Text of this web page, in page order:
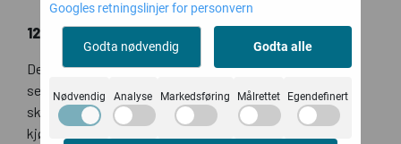
12. Kjøperens rettigheter ved forsinkelse
Dersom selgeren ikke leverer varen eller leverer den for
sent i henhold til avtalen mellom partene, og dette ikke
skyldes kjøperen eller forhold på kjøperens side, kan
kjøperen i henhold til reglene i forbrukerkjøpslovens
Googles retningslinjer for personvern
Godta nødvendig Godta alle
Nødvendig Analyse Markedsføring Målrettet Egendefinert